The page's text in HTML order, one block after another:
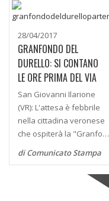
28/04/2017
GRANFONDO DEL
DURELLO: SI CONTANO
LE ORE PRIMA DEL VIA
San Giovanni Ilarione
(VR): L'attesa è febbrile
nella cittadina veronese
che ospiterà la "Granfo…
di Comunicato Stampa